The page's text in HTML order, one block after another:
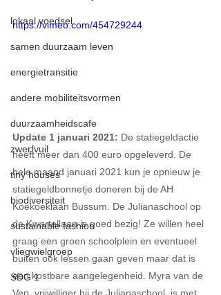
lokaal voedsel
samen duurzaam leven
energietransitie
andere mobiliteitsvormen
duurzaamheidscafe
zwerfvuil
tiny houses
biodiversiteit
sustainable fashion
vliegwielgroep
SDG 1
https://vimeo.com/454729244
Update 1 januari 2021: De statiegeldactie
heeft meer dan 400 euro opgeleverd. De
hele maand januari 2021 kun je opnieuw je
statiegeldbonnetje doneren bij de AH
Koekoeklaan Bussum. De Julianaschool op
de Kwartellaan is goed bezig! Ze willen heel
graag een groen schoolplein en eventueel
buiten ook lessen gaan geven maar dat is
een kostbare aangelegenheid. Myra van de
Ven, vrijwilliger bij de Julianaschool, is met